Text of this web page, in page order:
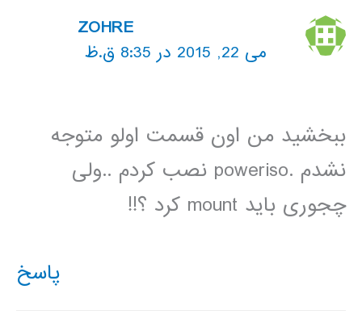
ZOHRE
می 22, 2015 در 8:35 ق.ظ
ببخشید من اون قسمت اولو متوجه
نشدم .poweriso نصب کردم ..ولی
چجوری باید mount کرد ؟!!
پاسخ